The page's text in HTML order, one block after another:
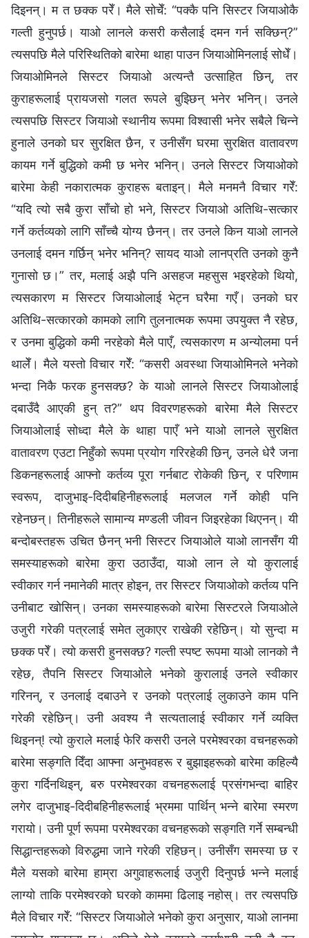
दिइनन्। म त छक्‍क परेँ। मैले सोचेँ: “पक्‍कै पनि सिस्टर जियाओकै
गल्ती हुनुपर्छ। याओ लानले कसरी कसैलाई दमन गर्न सक्छिन्?”
त्यसपछि मैले परिस्थितिको बारेमा थाहा पाउन जियाओमिनलाई सोधेँ।
जियाओमिनले सिस्टर जियाओ अत्यन्तै उत्साहित छिन्, तर
कुराहरूलाई प्रायजसो गलत रूपले बुझ्छिन् भनेर भनिन्। उनले
त्यसपछि सिस्टर जियाओ स्थानीय रूपमा विश्‍वासी भनेर सबैले चिन्‍ने
हुनाले उनको घर सुरक्षित छैन, र उनीसँग घरमा सुरक्षित वातावरण
कायम गर्ने बुद्धिको कमी छ भनेर भनिन्। उनले सिस्टर जियाओको
बारेमा केही नकारात्मक कुराहरू बताइन्। मैले मनमनै विचार गरेँ:
“यदि त्यो सबै कुरा साँचो हो भने, सिस्टर जियाओ अतिथि-सत्कार
गर्ने कर्तव्यको लागि साँच्‍चै योग्य छैनन्। तर उनले किन याओ लानले
उनलाई दमन गर्छिन् भनेर भनिन्? सायद याओ लानप्रति उनको कुनै
गुनासो छ।” तर, मलाई अझै पनि असहज महसुस भइरहेको थियो,
त्यसकारण म सिस्टर जियाओलाई भेट्न घरैमा गएँ। उनको घर
अतिथि-सत्कारको कामको लागि तुलनात्मक रूपमा उपयुक्त नै रहेछ,
र उनमा बुद्धिको कमी नरहेको मैले पाएँ, त्यसकारण म अन्योलमा पर्न
थालेँ। मैले यस्तो विचार गरेँ: “कसरी अवस्था जियाओमिनले भनेको
भन्दा निकै फरक हुनसक्छ? के याओ लानले सिस्टर जियाओलाई
दबाउँदै आएकी हुन् त?” थप विवरणहरूको बारेमा मैले सिस्टर
जियाओलाई सोध्दा मैले के थाहा पाएँ भने याओ लानले सुरक्षित
वातावरण एउटा निहुँको रूपमा प्रयोग गरिरहेकी छिन्, उनले धेरै जना
डिकनहरूलाई आफ्‍नो कर्तव्य पूरा गर्नबाट रोकेकी छिन्, र परिणाम
स्वरूप, दाजुभाइ-दिदीबहिनीहरूलाई मलजल गर्ने कोही पनि
रहेनछन्। तिनीहरूले सामान्य मण्डली जीवन जिइरहेका थिएनन्। यी
बन्दोबस्तहरू उचित छैनन् भनी सिस्टर जियाओले याओ लानसँग यी
समस्याहरूको बारेमा कुरा उठाउँदा, याओ लान ले यो कुरालाई
स्वीकार गर्न नमानेकी मात्र होइन, तर सिस्टर जियाओको कर्तव्य पनि
उनीबाट खोसिन्। उनका समस्याहरूको बारेमा सिस्टरले जियाओले
उजुरी गरेकी पत्रलाई समेत लुकाएर राखेकी रहेछिन्। यो सुन्दा म
छक्‍क परेँ। त्यो कसरी हुनसक्छ? गल्ती स्पष्ट रूपमा याओ लानको नै
रहेछ, तैपनि सिस्टर जियाओले भनेको कुरालाई उनले स्वीकार
गरिनन्, र उनलाई दबाउने र उनको पत्रलाई लुकाउने काम पनि
गरेकी रहेछिन्। उनी अवश्य नै सत्यतालाई स्वीकार गर्ने व्यक्ति
थिइनन्! त्यो कुराले मलाई फेरि कसरी उनले परमेश्‍वरका वचनहरूको
बारेमा सङ्गति दिँदा आफ्‍ना अनुभवहरू र बुझाइहरूको बारेमा कहिल्यै
कुरा गर्दिनथिइन्, बरु परमेश्‍वरका वचनहरूलाई प्रसंगभन्दा बाहिर
लगेर दाजुभाइ-दिदीबहिनीहरूलाई भ्रममा पार्थिन् भन्‍ने बारेमा स्मरण
गरायो। उनी पूर्ण रूपमा परमेश्‍वरका वचनहरूको सङ्गति गर्ने सम्‍बन्धी
सिद्धान्तहरूको विरुद्धमा जाने गरेकी रहिछन्। उनीसँग समस्या छ र
मैले यसको बारेमा हाम्रा अगुवाहरूलाई उजुरी दिनुपर्छ भन्‍ने मलाई
लाग्यो ताकि परमेश्‍वरको घरको काममा ढिलाइ नहोस्। तर त्यसपछि
मैले विचार गरेँ: “सिस्टर जियाओले भनेको कुरा अनुसार, याओ लानमा